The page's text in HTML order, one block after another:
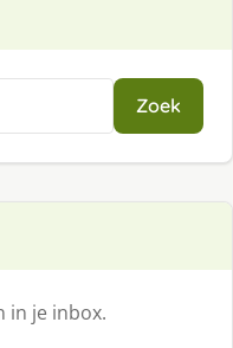
Zoek
in je inbox.